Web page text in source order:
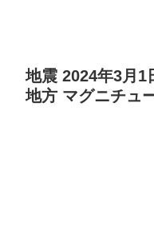
地震 2024年3月1
地方 マグニチュ